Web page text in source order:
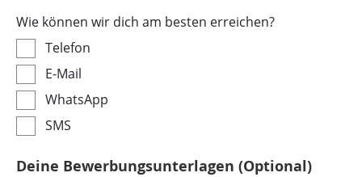
Wie können wir dich am besten erreichen?
Telefon
E-Mail
WhatsApp
SMS
Deine Bewerbungsunterlagen (Optional)